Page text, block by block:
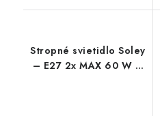
Stropné svietidlo Soley
– E27 2x MAX 60 W –